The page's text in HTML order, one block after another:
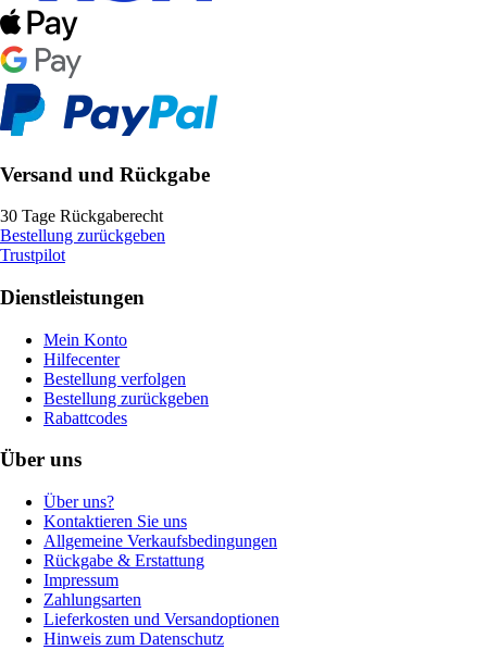
Versand und Rückgabe
30 Tage Rückgaberecht
Bestellung zurückgeben
Trustpilot
Dienstleistungen
Mein Konto
Hilfecenter
Bestellung verfolgen
Bestellung zurückgeben
Rabattcodes
Über uns
Über uns?
Kontaktieren Sie uns
Allgemeine Verkaufsbedingungen
Rückgabe & Erstattung
Impressum
Zahlungsarten
Lieferkosten und Versandoptionen
Hinweis zum Datenschutz